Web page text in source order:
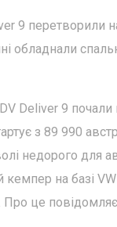
9 перетворили
обладнали
Deliver 9 почали
з 89 990
недорого для
кемпер на базі
Про це